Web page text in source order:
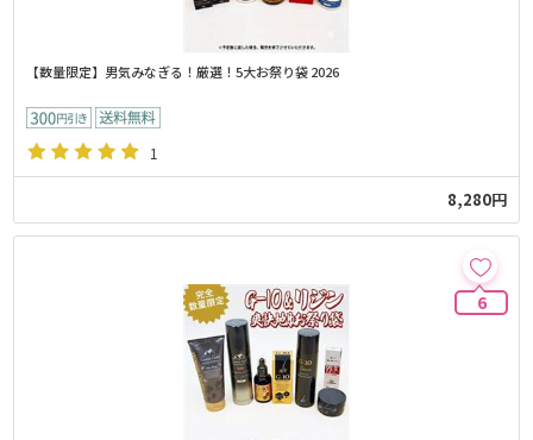
【数量限定】男気みなぎる！厳選！5大お祭り袋 2026
1
8,280円
6